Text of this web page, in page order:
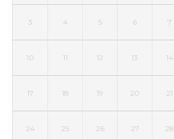
3 4 5 6 7
10 11 12 13 14
17 18 19 20 21
24 25 26 27 28